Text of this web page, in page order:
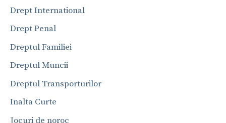
Drept International
Drept Penal
Dreptul Familiei
Dreptul Muncii
Dreptul Transporturilor
Inalta Curte
Jocuri de noroc